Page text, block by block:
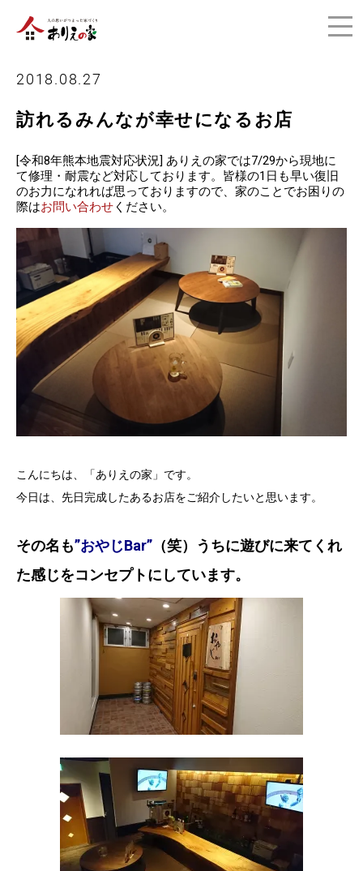
2018.08.27
訪れるみんなが幸せになるお店
[令和8年熊本地震対応状況] ありえの家では7/29から現地に
て修理・耐震など対応しております。皆様の1日も早い復旧
のお力になれれば思っておりますので、家のことでお困りの
際はお問い合わせ ください。
こんにちは、「ありえの家」です。
今日は、先日完成したあるお店をご紹介したいと思います。
その名も”おやじBar” （笑）うちに遊びに来てくれ
た感じをコンセプトにしています。